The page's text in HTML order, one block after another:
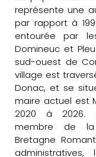
représente une
par rapport à
entourée par
Domineuc et
sud-ouest de
village est
Donac, et se
maire actuel est
2020 à 2026.
membre de la
Bretagne